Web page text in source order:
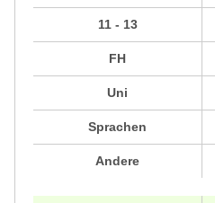
11 - 13
FH
Uni
Sprachen
Andere